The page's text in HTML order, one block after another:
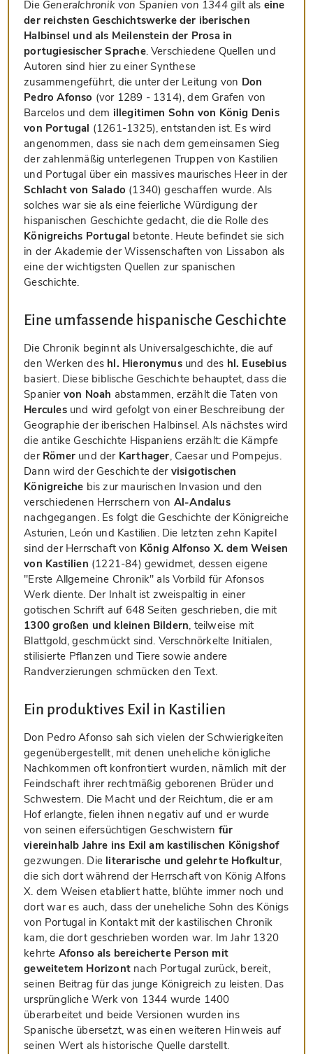
Die Generalchronik von Spanien von 1344gilt als eine
der reichsten Geschichtswerke der iberischen
Halbinsel und als Meilenstein der Prosa in
portugiesischer Sprache. Verschiedene Quellen und
Autoren sind hier zu einer Synthese
zusammengeführt, die unter der Leitung von Don
Pedro Afonso (vor 1289 - 1314), dem Grafen von
Barcelos und dem illegitimen Sohn von König Denis
von Portugal (1261-1325), entstanden ist. Es wird
angenommen, dass sie nach dem gemeinsamen Sieg
der zahlenmäßig unterlegenen Truppen von Kastilien
und Portugal über ein massives maurisches Heer in der
Schlacht von Salado (1340) geschaffen wurde. Als
solches war sie als eine feierliche Würdigung der
hispanischen Geschichte gedacht, die die Rolle des
Königreichs Portugal betonte. Heute befindet sie sich
in der Akademie der Wissenschaften von Lissabon als
eine der wichtigsten Quellen zur spanischen
Geschichte.
Eine umfassende hispanische Geschichte
Die Chronik beginnt als Universalgeschichte, die auf
den Werken des hl. Hieronymusund des hl. Eusebius
basiert. Diese biblische Geschichte behauptet, dass die
Spanier von Noah abstammen, erzählt die Taten von
Herculesund wird gefolgt von einer Beschreibung der
Geographie der iberischen Halbinsel. Als nächstes wird
die antike Geschichte Hispaniens erzählt: die Kämpfe
der Römer und der Karthager, Caesar und Pompejus.
Dann wird der Geschichte der visigotischen
Königreiche bis zur maurischen Invasion und den
verschiedenen Herrschern von Al-Andalus
nachgegangen. Es folgt die Geschichte der Königreiche
Asturien, León und Kastilien. Die letzten zehn Kapitel
sind der Herrschaft von König Alfonso X. dem Weisen
von Kastilien (1221-84) gewidmet, dessen eigene
"Erste Allgemeine Chronik" als Vorbild für Afonsos
Werk diente. Der Inhalt ist zweispaltig in einer
gotischen Schrift auf 648 Seiten geschrieben, die mit
1300 großen und kleinen Bildern, teilweise mit
Blattgold, geschmückt sind. Verschnörkelte Initialen,
stilisierte Pflanzen und Tiere sowie andere
Randverzierungen schmücken den Text.
Ein produktives Exil in Kastilien
Don Pedro Afonso sah sich vielen der Schwierigkeiten
gegenübergestellt, mit denen uneheliche königliche
Nachkommen oft konfrontiert wurden, nämlich mit der
Feindschaft ihrer rechtmäßig geborenen Brüder und
Schwestern. Die Macht und der Reichtum, die er am
Hof erlangte, fielen ihnen negativ auf und er wurde
von seinen eifersüchtigen Geschwistern für
viereinhalb Jahre ins Exil am kastilischen Königshof
gezwungen. Die literarische und gelehrte Hofkultur,
die sich dort während der Herrschaft von König Alfons
X. dem Weisen etabliert hatte, blühte immer noch und
dort war es auch, dass der uneheliche Sohn des Königs
von Portugal in Kontakt mit der kastilischen Chronik
kam, die dort geschrieben worden war. Im Jahr 1320
kehrte Afonso als bereicherte Person mit
geweitetem Horizontnach Portugal zurück, bereit,
seinen Beitrag für das junge Königreich zu leisten. Das
ursprüngliche Werk von 1344 wurde 1400
überarbeitet und beide Versionen wurden ins
Spanische übersetzt, was einen weiteren Hinweis auf
seinen Wert als historische Quelle darstellt.